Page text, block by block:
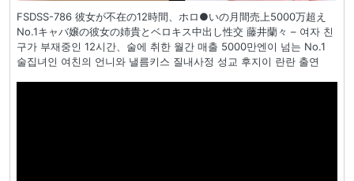
FSDSS-786 彼女が不在の12時間、ホロ●いの月間売上5000万超え
No.1キャバ嬢の彼女の姉貴とベロキス中出し性交 藤井蘭々 – 여자 친
구가 부재중인 12시간、술에 취한 월간 매출 5000만엔이 넘는 No.1
술집녀인 여친의 언니와 낼름키스 질내사정 성교 후지이 란란 출연